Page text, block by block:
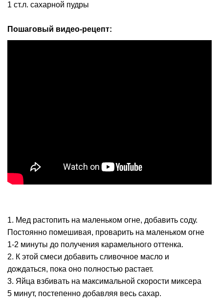
1 ст.л. сахарной пудры
Пошаговый видео-рецепт:
1. Мед растопить на маленьком огне, добавить соду.
Постоянно помешивая, проварить на маленьком огне
1-2 минуты до получения карамельного оттенка.
2. К этой смеси добавить сливочное масло и
дождаться, пока оно полностью растает.
3. Яйца взбивать на максимальной скорости миксера
5 минут, постепенно добавляя весь сахар.